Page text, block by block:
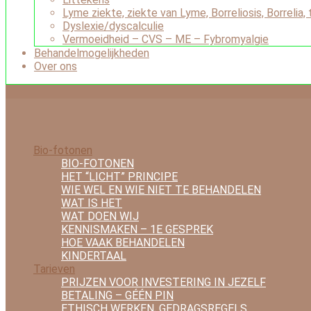
Lyme ziekte, ziekte van Lyme, Borreliosis,
Dyslexie/dyscalculie
Vermoeidheid – CVS – ME – Fybromyalgie
Behandelmogelijkheden
Over ons
Bio-fotonen
BIO-FOTONEN
HET “LICHT” PRINCIPE
WIE WEL EN WIE NIET TE BEHANDELEN
WAT IS HET
WAT DOEN WIJ
KENNISMAKEN – 1E GESPREK
HOE VAAK BEHANDELEN
KINDERTAAL
Tarieven
PRIJZEN VOOR INVESTERING IN JEZELF
BETALING – GÉÉN PIN